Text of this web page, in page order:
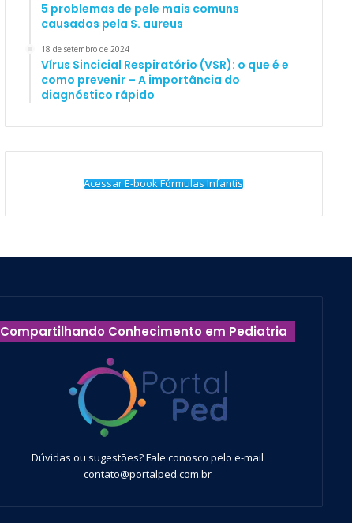
5 problemas de pele mais comuns
causados pela S. aureus
18 de setembro de 2024
Vírus Sincicial Respiratório (VSR): o que é e
como prevenir – A importância do
diagnóstico rápido
Acessar E-book Fórmulas Infantis
Compartilhando Conhecimento em Pediatria
Dúvidas ou sugestões? Fale conosco pelo e-mail
contato@portalped.com.br